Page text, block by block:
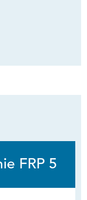
FRP 5